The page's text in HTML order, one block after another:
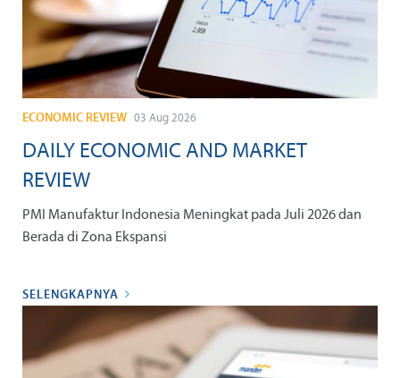
ECONOMIC REVIEW 03 Aug 2026
DAILY ECONOMIC AND MARKET
REVIEW
PMI Manufaktur Indonesia Meningkat pada Juli 2026 dan
Berada di Zona Ekspansi
SELENGKAPNYA